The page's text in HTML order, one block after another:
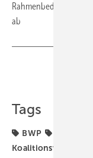
ab
Tags
BWP
Koalitionsvertrag